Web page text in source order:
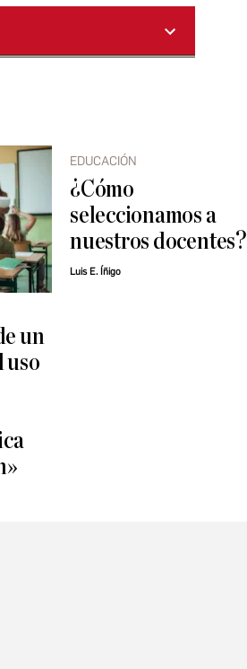
un
uso
EDUCACIÓN
¿Cómo
seleccionamos a
nuestros docentes?
Luis E. Íñigo